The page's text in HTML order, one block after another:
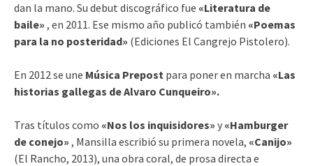
dan la mano. Su debut discográfico fue «Literatura de
baile» , en 2011. Ese mismo año publicó también «Poemas
para la no posteridad» (Ediciones El Cangrejo Pistolero).
En 2012 se une Música Prepost para poner en marcha «Las
historias gallegas de Alvaro Cunqueiro».
Tras títulos como «Nos los inquisidores» y «Hamburger
de conejo» , Mansilla escribió su primera novela, «Canijo»
(El Rancho, 2013), una obra coral, de prosa directa e